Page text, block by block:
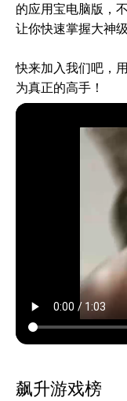
的应用宝电脑版，
让你快速掌握大神
快来加入我们吧，
为真正的高手！
飙升游戏榜